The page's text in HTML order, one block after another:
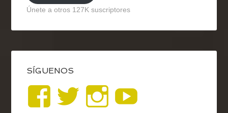
Únete a otros 127K suscriptores
SÍGUENOS
VerVerVer